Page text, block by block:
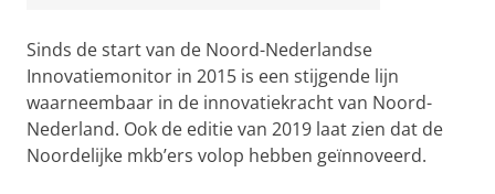
Sinds de start van de Noord-Nederlandse
Innovatiemonitor in 2015 is een stijgende lijn
waarneembaar in de innovatiekracht van Noord-
Nederland. Ook de editie van 2019 laat zien dat de
Noordelijke mkb’ers volop hebben geïnnoveerd.